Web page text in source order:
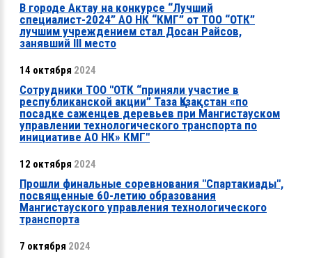
В городе Актау на конкурсе “Лучший
специалист-2024” АО НК “КМГ” от ТОО “ОТК”
лучшим учреждением стал Досан Райсов,
занявший ІІІ место
14 октября 2024
Сотрудники ТОО "ОТК “приняли участие в
республиканской акции” Таза Қазақстан «по
посадке саженцев деревьев при Мангистауском
управлении технологического транспорта по
инициативе АО НК» КМГ"
12 октября 2024
Прошли финальные соревнования "Спартакиады",
посвященные 60-летию образования
Мангистауского управления технологического
транспорта
7 октября 2024